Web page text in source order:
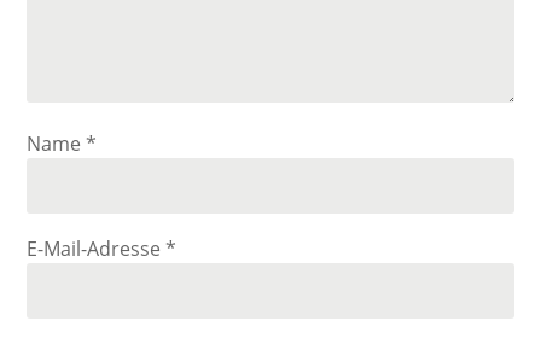
Name*
E-Mail-Adresse*